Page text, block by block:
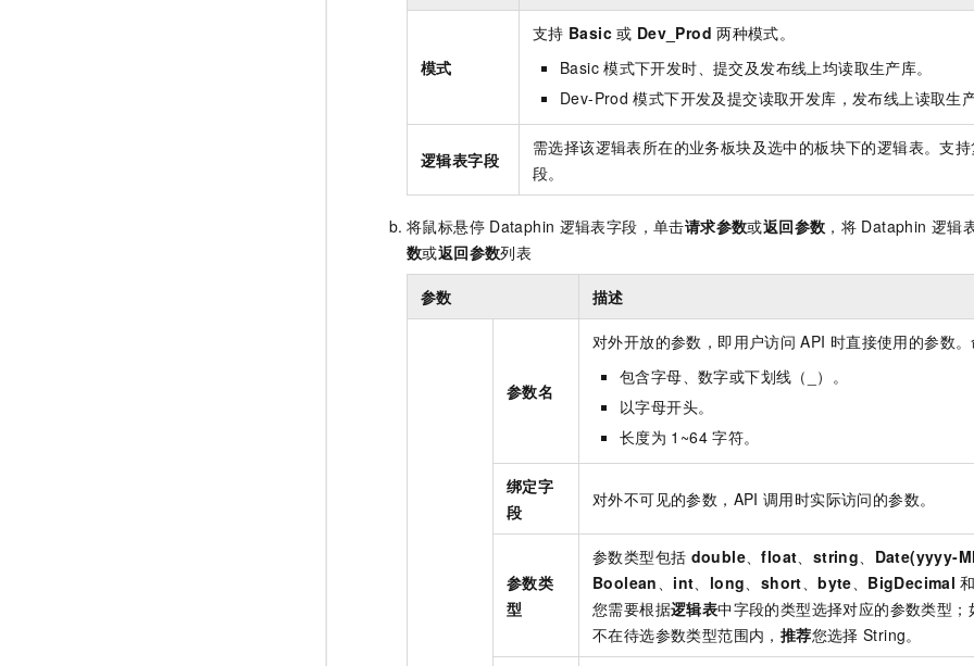
模式
支持 Basic 或 Dev_Prod 两种模式。
Basic 模式下开发时、提交及发布线上均读取生产库。
Dev-Prod 模式下开发及提交读取开发库，发布线上读取生产
逻辑表字段
需选择该逻辑表所在的业务板块及选中的板块下的逻辑表。支
段。
将鼠标悬停 Dataphin 逻辑表字段，单击请求参数或返回参数 ，将 Dataphin 逻辑
数或返回参数列表
参数 描述
参数名
对外开放的参数，即用户访问 API 时直接使用的参数。
包含字母、数字或下划线（_）。
以字母开头。
长度为 1~64 字符。
绑定字
段
对外不可见的参数，API 调用时实际访问的参数。
参数类
型
参数类型包括 double 、float string Date(yyyy-
Boolean
int long short 、byte BigDecimal 和
您需要根据逻辑表中字段的类型选择对应的参数类型
不在待选参数类型范围内， 推荐您选择 String。